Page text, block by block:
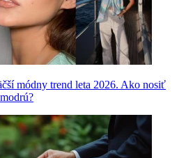
módny trend leta 2026. Ako nosiť